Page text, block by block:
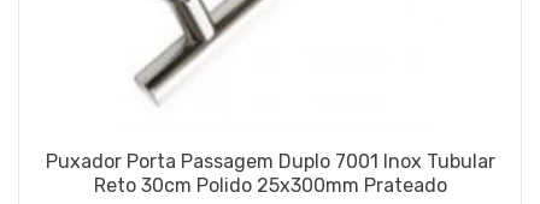
Puxador Porta Passagem Duplo 7001 Inox Tubular
Reto 30cm Polido 25x300mm Prateado